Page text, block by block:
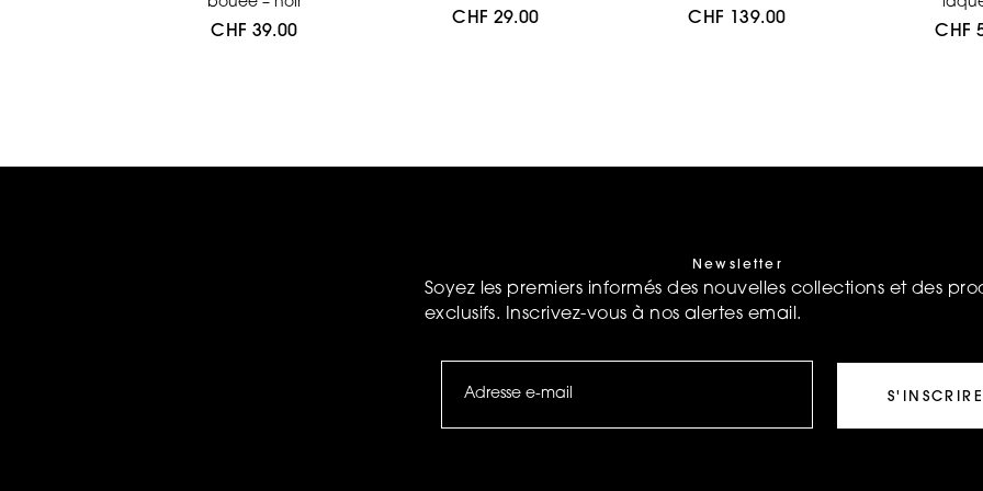
CHF 39.00
CHF 29.00 CHF 139.00
CHF
Newsletter
Soyez les premiers informés des nouvelles collections et des
exclusifs. Inscrivez-vous à nos alertes email.
S'INSCRIRE